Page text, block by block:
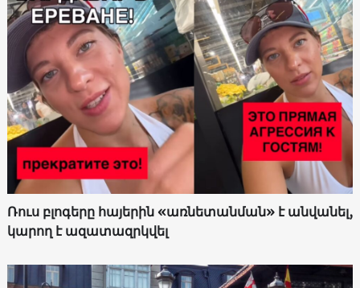
Ռուս բլոգերը հայերին «առնետանման» է անվանել,
կարող է ազատազրկվել